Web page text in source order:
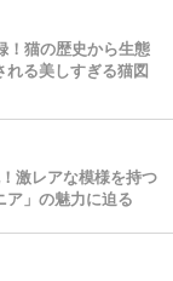
！猫の歴史から生態
れる美しすぎる猫図
激レアな模様を持つ
ア」の魅力に迫る